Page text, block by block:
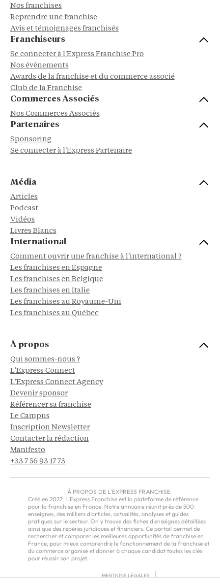
Nos franchises
Reprendre une franchise
Avis et témoignages franchisés
Franchiseurs
Se connecter à l'Express Franchise Pro
Nos événements
Awards de la franchise et du commerce associé
Club de la Franchise
Commerces Associés
Nos Commerces Associés
Partenaires
Sponsoring
Se connecter à l'Express Partenaire
Média
Articles
Podcast
Vidéos
Livres Blancs
International
Comment ouvrir une franchise à l'international ?
Les franchises en Espagne
Les franchises en Belgique
Les franchises en Italie
Les franchises au Royaume-Uni
Les franchises au Québec
À propos
Qui sommes-nous ?
L'Express Connect
L'Express Connect Agency
Devenir sponsor
Référencer sa franchise
Le Campus
Inscription Newsletter
Contacter la rédaction
Manifesto
+33 7 56 93 17 73
À PROPOS DE L'EXPRESS FRANCHISE
Créé en 2022, L'Express Franchise est la plateforme de référence
pour la franchise en France. Notre annuaire réunit près de 500
enseignes, des milliers d'articles, actualités, analyses et guides
pratiques sur le secteur. On y trouve des fiches d'enseignes détaillées
ainsi que des repères juridiques et financiers. Ce portail permet de
rechercher et comparer les meilleures opportunités de franchise en
France, pour mieux comprendre le fonctionnement de la franchise et
du commerce organisé et donner à chaque candidat toutes les clés
pour réussir son projet.
MENTIONS LÉGALES